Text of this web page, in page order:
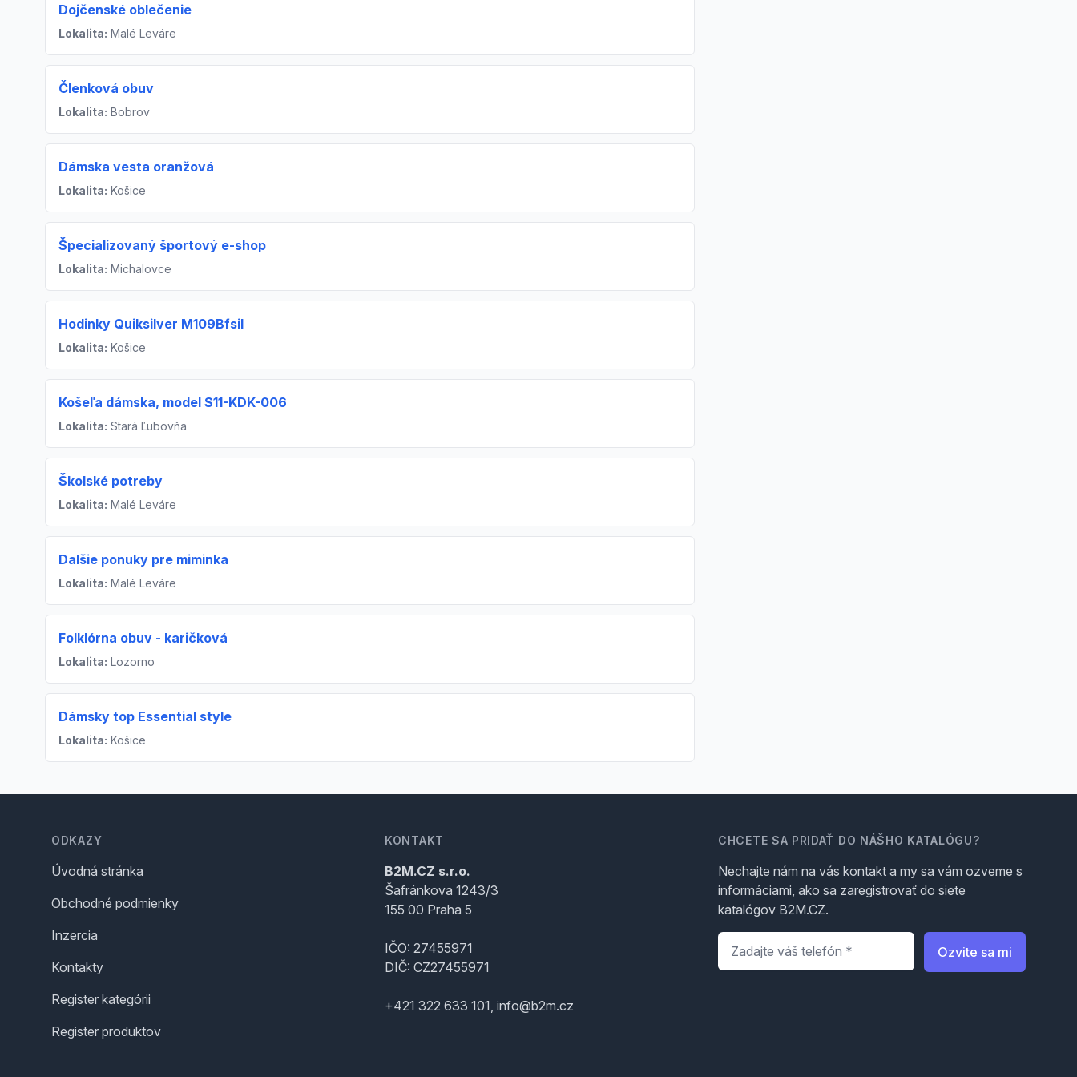
Dojčenské oblečenie
Lokalita: Malé Leváre
Členková obuv
Lokalita: Bobrov
Dámska vesta oranžová
Lokalita: Košice
Špecializovaný športový e-shop
Lokalita: Michalovce
Hodinky Quiksilver M109BfsiI
Lokalita: Košice
Košeľa dámska, model S11-KDK-006
Lokalita: Stará Ľubovňa
Školské potreby
Lokalita: Malé Leváre
Dalšie ponuky pre miminka
Lokalita: Malé Leváre
Folklórna obuv - karičková
Lokalita: Lozorno
Dámsky top Essential style
Lokalita: Košice
ODKAZY
Úvodná stránka
Obchodné podmienky
Inzercia
Kontakty
Register kategórii
Register produktov
KONTAKT
B2M.CZ s.r.o.
Šafránkova 1243/3
155 00 Praha 5
IČO: 27455971
DIČ: CZ27455971
+421 322 633 101, info@b2m.cz
CHCETE SA PRIDAŤ DO NÁŠHO KATALÓGU?
Nechajte nám na vás kontakt a my sa vám ozveme s
informáciami, ako sa zaregistrovať do siete
katalógov B2M.CZ.
Telefón
Ozvite sa mi